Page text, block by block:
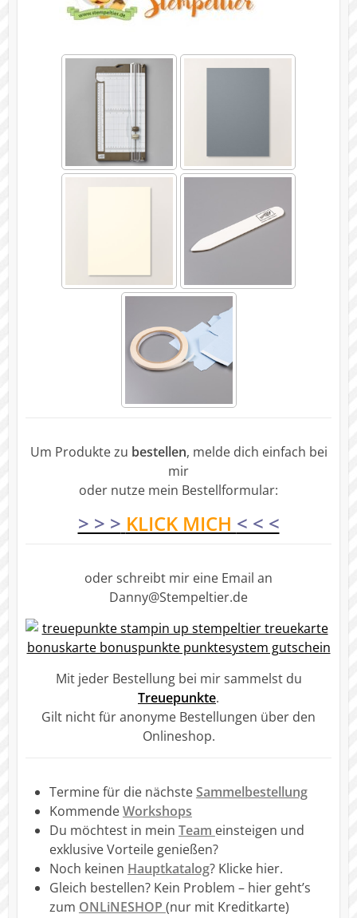
Um Produkte zu bestellen, melde dich einfach bei
mir
oder nutze mein Bestellformular:
> > > KLICK MICH < < <
oder schreibt mir eine Email an
Danny@Stempeltier.de
Mit jeder Bestellung bei mir sammelst du
Treuepunkte.
Gilt nicht für anonyme Bestellungen über den
Onlineshop.
Termine für die nächsteSammelbestellung
KommendeWorkshops
Du möchtest in mein Team einsteigen und
exklusive Vorteile genießen?
Noch keinen Hauptkatalog? Klicke hier.
Gleich bestellen? Kein Problem – hier geht’s
zum ONLiNESHOP (nur mit Kreditkarte)